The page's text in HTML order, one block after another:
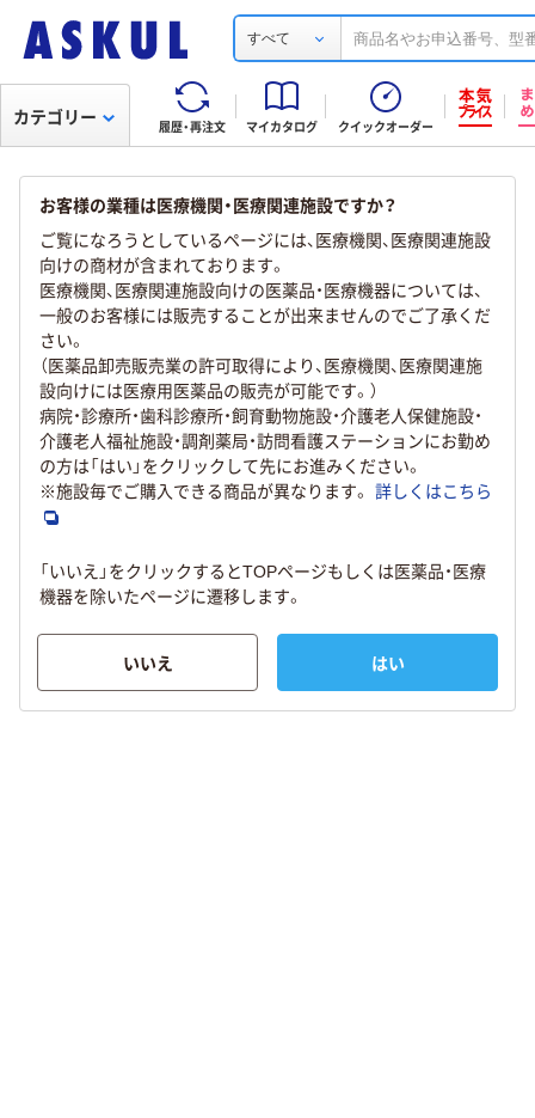
すべて
履歴・再注文 マイカタログ クイックオーダー
カテゴリー
お客様の業種は医療機関・医療関連施設ですか？
ご覧になろうとしているページには、医療機関、医療関連施設
向けの商材が含まれております。
医療機関、医療関連施設向けの医薬品・医療機器については、
一般のお客様には販売することが出来ませんのでご了承くだ
さい。
（医薬品卸売販売業の許可取得により、医療機関、医療関連施
設向けには医療用医薬品の販売が可能です。）
病院・診療所・歯科診療所・飼育動物施設・介護老人保健施設・
介護老人福祉施設・調剤薬局・訪問看護ステーションにお勤め
の方は「はい」をクリックして先にお進みください。
※施設毎でご購入できる商品が異なります。 詳しくはこちら
「いいえ」をクリックするとTOPページもしくは医薬品・医療
機器を除いたページに遷移します。
いいえ はい